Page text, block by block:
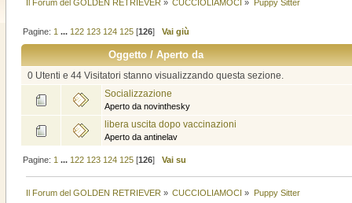
Il Forum del GOLDEN RETRIEVER » CUCCIOLIAMOCI » Puppy Sitter
Pagine: 1 ... 122 123 124 125[126] Vai giù
Oggetto/Aperto da
0 Utenti e 44 Visitatori stanno visualizzando questa sezione.
Socializzazione
Aperto da novinthesky
libera uscita dopo vaccinazioni
Aperto da antinelav
Pagine: 1 ... 122 123 124 125[126] Vai su
Il Forum del GOLDEN RETRIEVER » CUCCIOLIAMOCI » Puppy Sitter